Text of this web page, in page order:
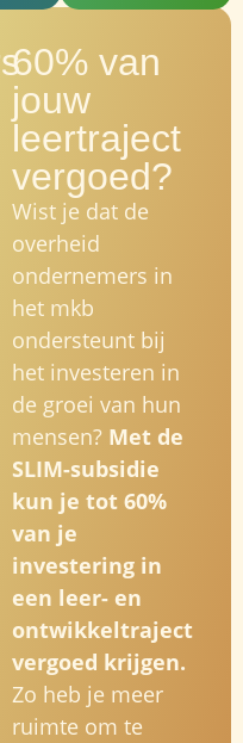
60% van
jouw
leertraject
vergoed?
Wist je dat de
overheid
ondernemers in
het mkb
ondersteunt bij
het investeren in
de groei van hun
mensen? Met de
SLIM-subsidie
kun je tot 60%
van je
investering in
een leer- en
ontwikkeltraject
vergoed krijgen.
Zo heb je meer
ruimte om te